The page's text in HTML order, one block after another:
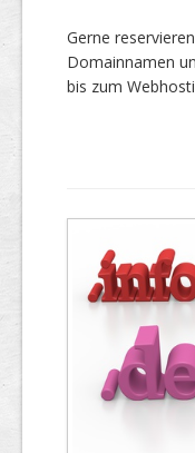
Gerne
Domainnamen
bis zum